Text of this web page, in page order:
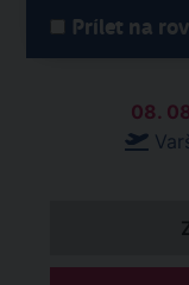
Prílet na
08.